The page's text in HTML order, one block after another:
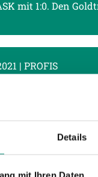
Details
mit 1:0. Den
| PROFIS
Runde der
dem 29. August,
der „josko